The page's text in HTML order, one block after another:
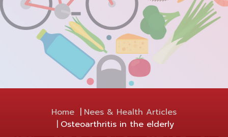
Home
Nees & Health Articles
Osteoarthritis in the elderly